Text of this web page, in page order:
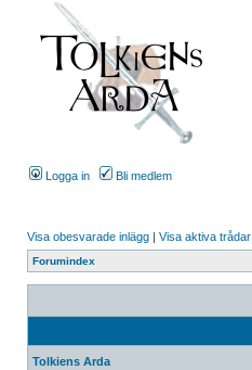
Logga in Bli medlem
Visa obesvarade inlägg | Visa aktiva trådar
Forumindex
Tolkiens Arda